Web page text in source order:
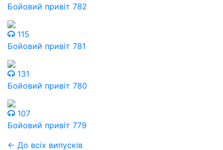
Бойовий привіт 782
115
Бойовий привіт 781
131
Бойовий привіт 780
107
Бойовий привіт 779
← До всіх випусків